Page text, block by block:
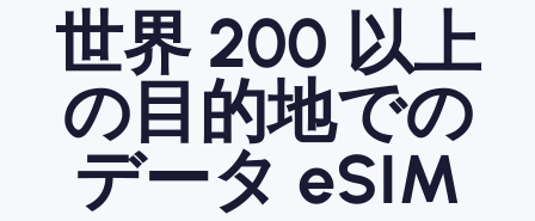
ログイン / サイン
アップ
私のeSIM
ショッププラン
世界 200 以上
の目的地での
データ eSIM